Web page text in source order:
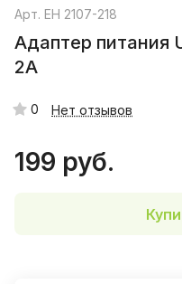
Арт. EН 2107-218
Адаптер питания
2A
0 Нет отзывов
199 руб.